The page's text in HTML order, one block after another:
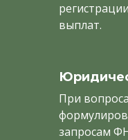
выплат.
При
запросам